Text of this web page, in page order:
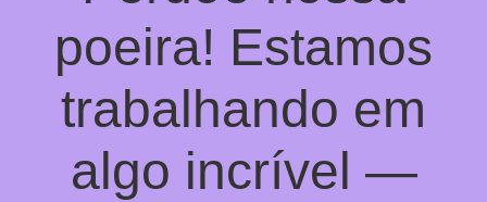
poeira! Estamos
trabalhando em
algo incrível —